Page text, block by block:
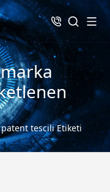
tescili Etiketi